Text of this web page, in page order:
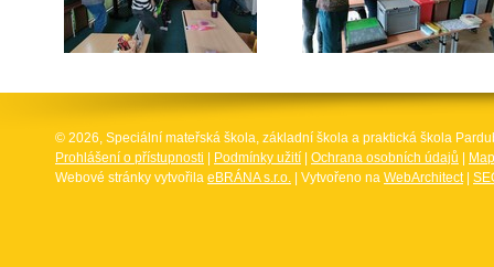
© 2026, Speciální mateřská škola, základní škola a praktická škola
Prohlášení o přístupnosti
Podmínky užití Ochrana osobních údajů
Webové stránky vytvořila eBRÁNA s.r.o. | Vytvořeno na WebArchitect|